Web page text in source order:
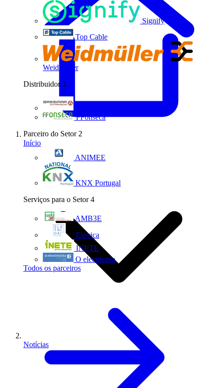
Signify
Top Cable
Weidmüller
Distribuidor 2
FFonseca
Parceiro do Setor 2
ANIMEE
KNX Portugal
Serviços para o Setor 4
AMB3E
Eletrica
INETE
O electricista
Todos os parceiros
Início
Notícias